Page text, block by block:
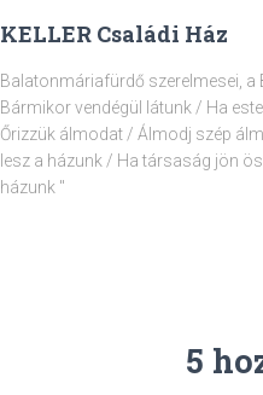
KELLER Családi Ház
Balatonmáriafürdő szerelmesei,
Bármikor vendégül látunk / Ha
Őrizzük álmodat / Álmodj szép
lesz a házunk / Ha társaság jön
házunk "
5